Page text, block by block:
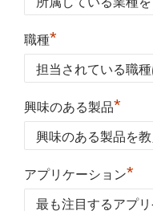
職種*
興味のある製品*
アプリケーション*